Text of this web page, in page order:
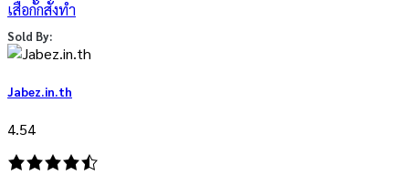
เสื้อกั๊กสั่งทำ
Sold By:
Jabez.in.th
4.54